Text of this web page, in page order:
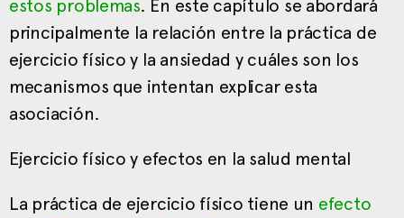
estos problemas. En este capítulo se abordará
principalmente la relación entre la práctica de
ejercicio físico y la ansiedad y cuáles son los
mecanismos que intentan explicar esta
asociación.
Ejercicio físico y efectos en la salud mental
La práctica de ejercicio físico tiene un efecto